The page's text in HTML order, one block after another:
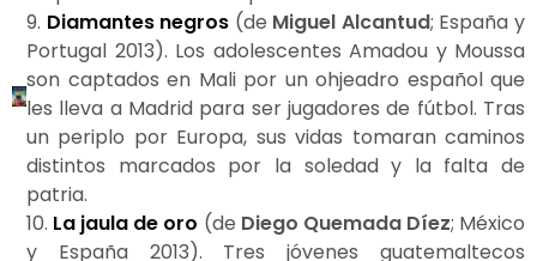
9. Diamantes negros (de Miguel Alcantud; España y
Portugal 2013). Los adolescentes Amadou y Moussa
son captados en Mali por un ohjeadro español que
les lleva a Madrid para ser jugadores de fútbol. Tras
un periplo por Europa, sus vidas tomaran caminos
distintos marcados por la soledad y la falta de
patria.
10. La jaula de oro (de Diego Quemada Díez; México
y España 2013). Tres jóvenes guatemaltecos